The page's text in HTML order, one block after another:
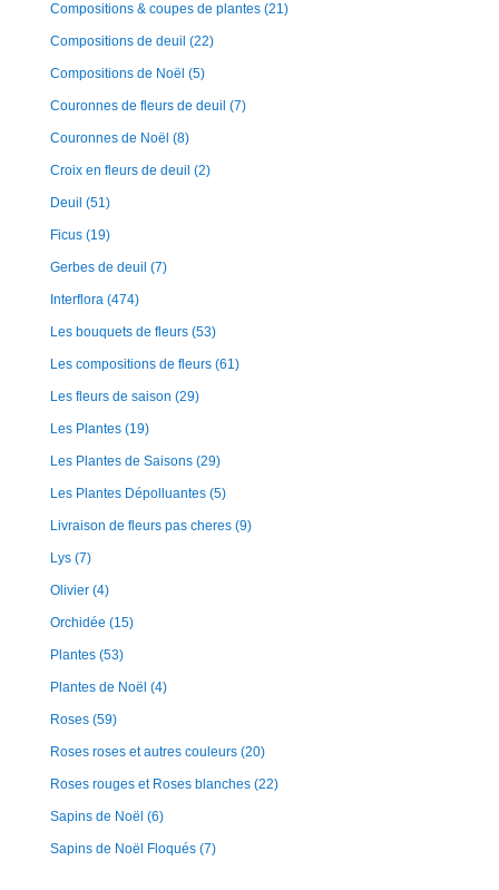
Compositions & coupes de plantes (21)
Compositions de deuil (22)
Compositions de Noël (5)
Couronnes de fleurs de deuil (7)
Couronnes de Noël (8)
Croix en fleurs de deuil (2)
Deuil (51)
Ficus (19)
Gerbes de deuil (7)
Interflora (474)
Les bouquets de fleurs (53)
Les compositions de fleurs (61)
Les fleurs de saison (29)
Les Plantes (19)
Les Plantes de Saisons (29)
Les Plantes Dépolluantes (5)
Livraison de fleurs pas cheres (9)
Lys (7)
Olivier (4)
Orchidée (15)
Plantes (53)
Plantes de Noël (4)
Roses (59)
Roses roses et autres couleurs (20)
Roses rouges et Roses blanches (22)
Sapins de Noël (6)
Sapins de Noël Floqués (7)